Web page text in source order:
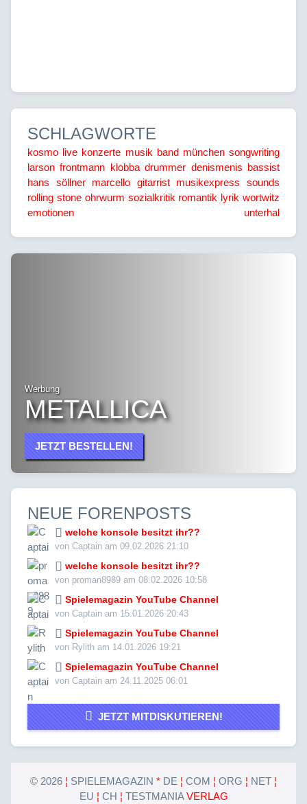
SCHLAGWORTE
kosmo live konzerte musik band münchen songwriting
larson frontmann klobba drummer denismenis bassist
hans söllner
marcello gitarrist musikexpress
sounds
rolling stone ohrwurm sozialkritik romantik lyrik wortwitz
emotionen
unterhal
Werbung
METALLICA
JETZT BESTELLEN!
NEUE FORENPOSTS
welche konsole besitzt ihr??
von Captain am 09.02.2026 21:10
welche konsole besitzt ihr??
von proman8989 am 08.02.2026 10:58
Spielemagazin YouTube Channel
von Captain am 15.01.2026 20:43
Spielemagazin YouTube Channel
von Rylith am 14.01.2026 19:21
Spielemagazin YouTube Channel
von Captain am 24.11.2025 06:01
JETZT MITDISKUTIEREN!
© 2026 ¦ SPIELEMAGAZIN * DE ¦ COM ¦ ORG ¦ NET ¦
EU ¦ CH ¦ TESTMANIAVERLAG